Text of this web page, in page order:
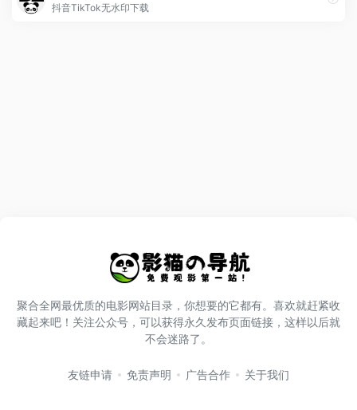
抖音TikTok无水印下载
聚合全网最优质的电影网站目录，你想要的它都有。喜欢就赶紧收
藏起来吧！关注公众号，可以获得永久发布页面链接，这样以后就
不会迷路了。
友链申请 免责声明 广告合作 关于我们